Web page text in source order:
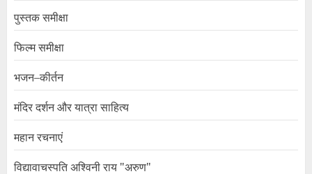
पुस्तक समीक्षा
फिल्म समीक्षा
भजन–कीर्तन
मंदिर दर्शन और यात्रा साहित्य
महान रचनाएं
विद्यावाचस्पति अश्विनी राय "अरुण"